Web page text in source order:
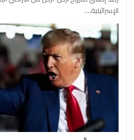
الإسرائيلية،…